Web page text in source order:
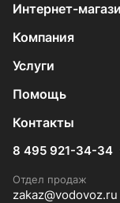
Интернет-
Компания
Услуги
Помощь
Контакты
8 495 921-34-34
Отдел продаж
zakaz@vodovoz.ru